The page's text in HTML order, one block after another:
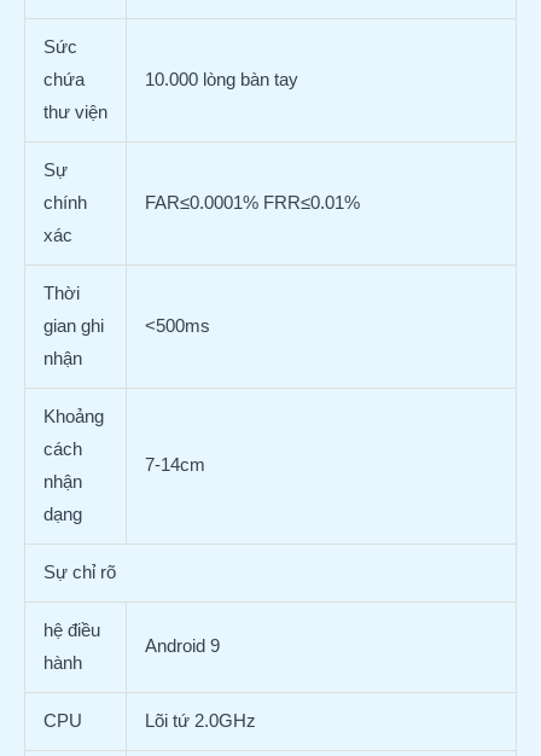
Sức
chứa
thư viện
10.000 lòng bàn tay
Sự
chính
xác
FAR≤0.0001% FRR≤0.01%
Thời
gian ghi
nhận
<500ms
Khoảng
cách
nhận
dạng
7-14cm
Sự chỉ rõ
hệ điều
hành
Android 9
CPU Lõi tứ 2.0GHz